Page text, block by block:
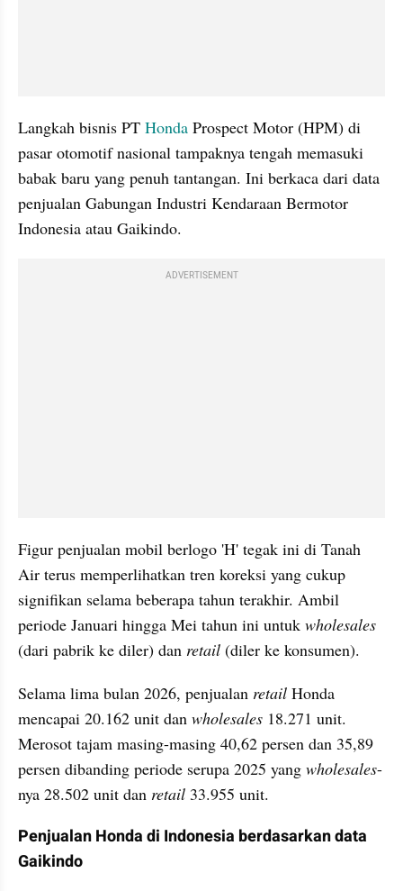
Langkah bisnis PT Honda Prospect Motor (HPM) di
pasar otomotif nasional tampaknya tengah memasuki
babak baru yang penuh tantangan. Ini berkaca dari data
penjualan Gabungan Industri Kendaraan Bermotor
Indonesia atau Gaikindo.
ADVERTISEMENT
Figur penjualan mobil berlogo 'H' tegak ini di Tanah
Air terus memperlihatkan tren koreksi yang cukup
signifikan selama beberapa tahun terakhir. Ambil
periode Januari hingga Mei tahun ini untuk wholesales
(dari pabrik ke diler) dan retail (diler ke konsumen).
Selama lima bulan 2026, penjualan retail Honda
mencapai 20.162 unit dan wholesales 18.271 unit.
Merosot tajam masing-masing 40,62 persen dan 35,89
persen dibanding periode serupa 2025 yang wholesales-
nya 28.502 unit dan retail 33.955 unit.
Penjualan Honda di Indonesia berdasarkan data
Gaikindo